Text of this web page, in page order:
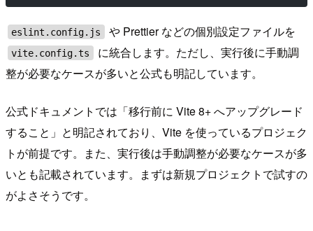
eslint.config.js や Prettier などの個別設定ファイルを
vite.config.ts
に統合します。ただし、実行後に手動調
整が必要なケースが多いと公式も明記しています。
公式ドキュメントでは「移行前に Vite 8+ へアップグレード
すること」と明記されており、Vite を使っているプロジェク
トが前提です。また、実行後は手動調整が必要なケースが多
いとも記載されています。まずは新規プロジェクトで試すの
がよさそうです。